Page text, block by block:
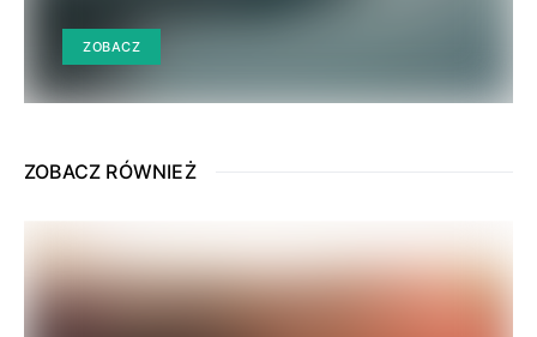
ZOBACZ
ZOBACZ RÓWNIEŻ